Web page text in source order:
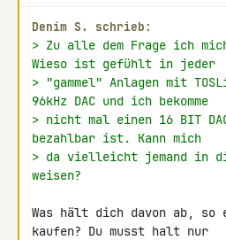
Denim S. schrieb:
> Zu alle dem Frage ich
Wieso ist gefühlt in jeder
> "gammel" Anlagen mit
96kHz DAC und ich bekomme
> nicht mal einen 16 BIT
bezahlbar ist. Kann mich
> da vielleicht jemand in
weisen?
Was hält dich davon ab, so
kaufen? Du musst halt nur